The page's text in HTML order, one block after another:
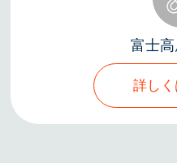
富士
詳し